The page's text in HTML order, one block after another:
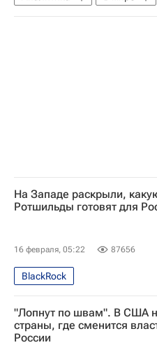
Россия
Европа
На Западе раскрыли,
Ротшильды готовят для
16 февраля, 05:22 87656
BlackRock
Специальная военная
В мире
Ротшильды
Украина
"Лопнут по швам". В США
страны, где сменится
России